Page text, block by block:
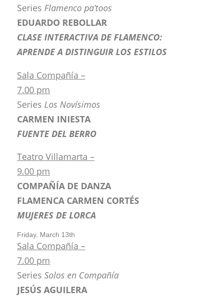
Series Flamenco pa’toos
EDUARDO REBOLLAR
CLASE INTERACTIVA DE FLAMENCO:
APRENDE A DISTINGUIR LOS ESTILOS
Sala Compañía –
7.00 pm
Series Los Novísimos
CARMEN INIESTA
FUENTE DEL BERRO
Teatro Villamarta –
9.00 pm
COMPAÑÍA DE DANZA
FLAMENCA CARMEN CORTÉS
MUJERES DE LORCA
Friday, March 13th
Sala Compañía –
7.00 pm
Series Solos en Compañía
JESÚS AGUILERA